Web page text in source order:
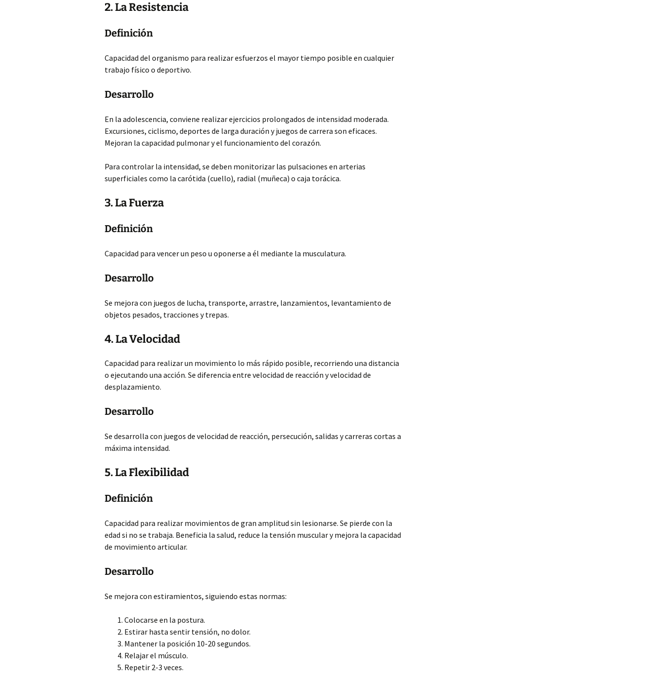
2. La Resistencia
Definición
Capacidad del organismo para realizar esfuerzos el mayor tiempo posible en cualquier
trabajo físico o deportivo.
Desarrollo
En la adolescencia, conviene realizar ejercicios prolongados de intensidad moderada.
Excursiones, ciclismo, deportes de larga duración y juegos de carrera son eficaces.
Mejoran la capacidad pulmonar y el funcionamiento del corazón.
Para controlar la intensidad, se deben monitorizar las pulsaciones en arterias
superficiales como la carótida (cuello), radial (muñeca) o caja torácica.
3. La Fuerza
Definición
Capacidad para vencer un peso u oponerse a él mediante la musculatura.
Desarrollo
Se mejora con juegos de lucha, transporte, arrastre, lanzamientos, levantamiento de
objetos pesados, tracciones y trepas.
4. La Velocidad
Capacidad para realizar un movimiento lo más rápido posible, recorriendo una distancia
o ejecutando una acción. Se diferencia entre velocidad de reacción y velocidad de
desplazamiento.
Desarrollo
Se desarrolla con juegos de velocidad de reacción, persecución, salidas y carreras cortas a
máxima intensidad.
5. La Flexibilidad
Definición
Capacidad para realizar movimientos de gran amplitud sin lesionarse. Se pierde con la
edad si no se trabaja. Beneficia la salud, reduce la tensión muscular y mejora la capacidad
de movimiento articular.
Desarrollo
Se mejora con estiramientos, siguiendo estas normas:
Colocarse en la postura.
Estirar hasta sentir tensión, no dolor.
Mantener la posición 10-20 segundos.
Relajar el músculo.
Repetir 2-3 veces.